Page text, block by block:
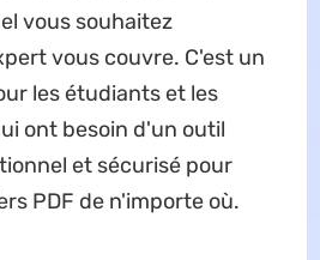
vous souhaitez
vous couvre. C'est un
les étudiants et les
ont besoin d'un outil
et sécurisé pour
PDF de n'importe où.